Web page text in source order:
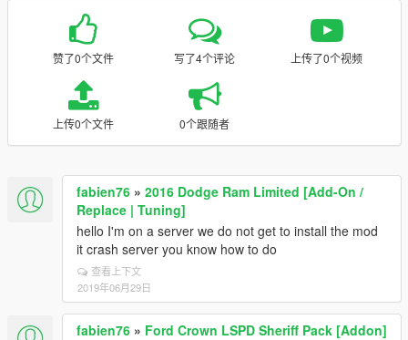
赞了0个文件 写了4个评论 上传了0个视频
上传0个文件 0个跟随者
fabien76 » 2016 Dodge Ram Limited [Add-On /
Replace | Tuning]
hello I'm on a server we do not get to install the mod
it crash server you know how to do
查看上下文
2019年06月29日
fabien76 » Ford Crown LSPD Sheriff Pack [Addon]